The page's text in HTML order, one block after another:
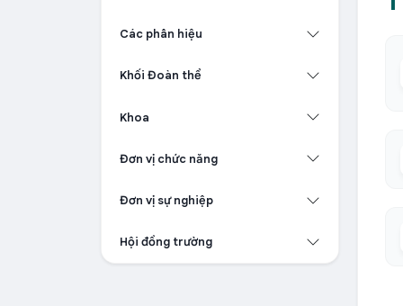
Các phân hiệu
Khối Đoàn thể
Khoa
Đơn vị chức năng
Đơn vị sự nghiệp
Hội đồng trường